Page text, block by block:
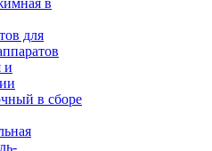
в
для
и
в сборе